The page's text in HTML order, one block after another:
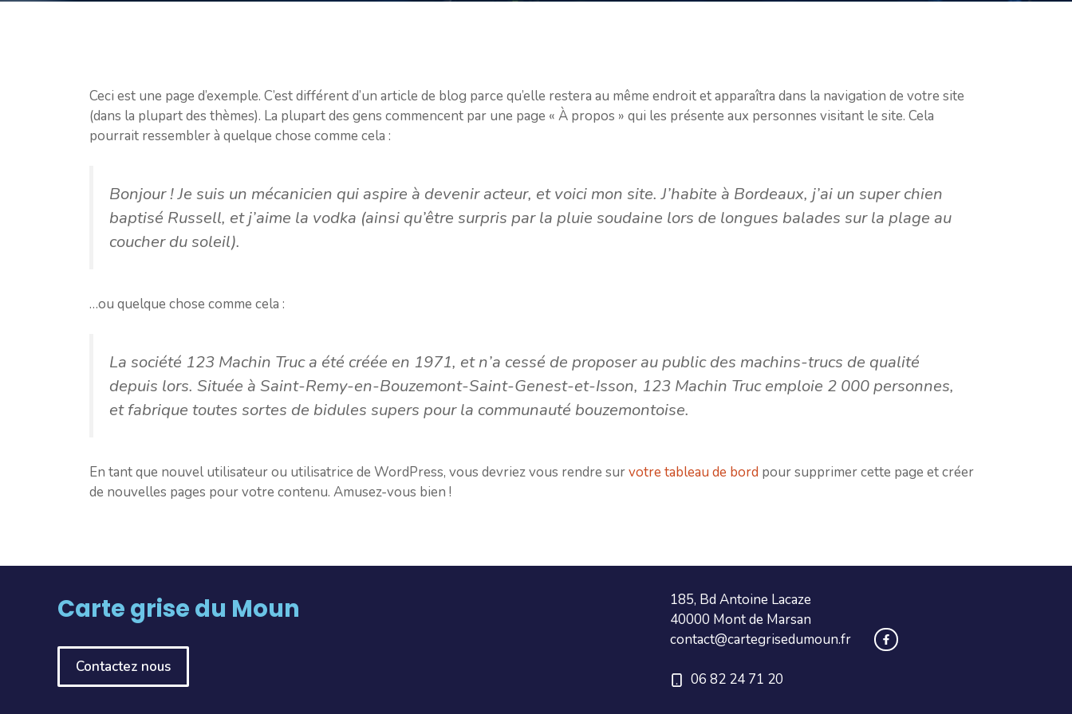
Ceci est une page d’exemple. C’est différent d’un article de blog parce qu’elle restera au même endroit et apparaîtra dans la navigation de votre site
(dans la plupart des thèmes). La plupart des gens commencent par une page « À propos » qui les présente aux personnes visitant le site. Cela
pourrait ressembler à quelque chose comme cela :
Bonjour ! Je suis un mécanicien qui aspire à devenir acteur, et voici mon site. J’habite à Bordeaux, j’ai un super chien
baptisé Russell, et j’aime la vodka (ainsi qu’être surpris par la pluie soudaine lors de longues balades sur la plage au
coucher du soleil).
…ou quelque chose comme cela :
La société 123 Machin Truc a été créée en 1971, et n’a cessé de proposer au public des machins-trucs de qualité
depuis lors. Située à Saint-Remy-en-Bouzemont-Saint-Genest-et-Isson, 123 Machin Truc emploie 2 000 personnes,
et fabrique toutes sortes de bidules supers pour la communauté bouzemontoise.
En tant que nouvel utilisateur ou utilisatrice de WordPress, vous devriez vous rendre survotre tableau de bord pour supprimer cette page et créer
de nouvelles pages pour votre contenu. Amusez-vous bien !
Carte grise du Moun
Contactez nous
185, Bd Antoine Lacaze
40000 Mont de Marsan
contact@cartegrisedumoun.fr
06 82 24 71 20